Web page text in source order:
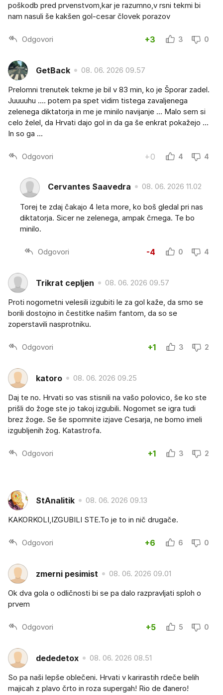
poškodb pred prvenstvom,kar je razumno,v rsni tekmi bi
nam nasuli še kakšen gol-cesar človek porazov
Odgovori +3 3 0
GetBack 08. 06. 2026 09.57
Prelomni trenutek tekme je bil v 83 min, ko je Šporar zadel.
Juuuuhu .... potem pa spet vidim tistega zavaljenega
zelenega diktatorja in me je minilo navijanje ... Malo sem si
celo želel, da Hrvati dajo gol in da ga še enkrat pokažejo ...
In so ga ...
Odgovori +0 4 4
Cervantes Saavedra 08. 06. 2026 11.02
Torej te zdaj čakajo 4 leta more, ko boš gledal pri nas
diktatorja. Sicer ne zelenega, ampak črnega. Te bo
minilo.
Odgovori -4 0 4
Trikrat cepljen 08. 06. 2026 09.57
Proti nogometni velesili izgubiti le za gol kaže, da smo se
borili dostojno in čestitke našim fantom, da so se
zoperstavili nasprotniku.
Odgovori +1 3 2
katoro 08. 06. 2026 09.25
Daj te no. Hrvati so vas stisnili na vašo polovico, še ko ste
prišli do žoge ste jo takoj izgubili. Nogomet se igra tudi
brez žoge. Se še spomnite izjave Cesarja, ne bomo imeli
izgubljenih žog. Katastrofa.
Odgovori +1 3 2
StAnalitik 08. 06. 2026 09.13
KAKORKOLI,IZGUBILI STE.To je to in nič drugače.
Odgovori +6 6 0
zmerni pesimist 08. 06. 2026 09.01
Ok dva gola o odličnosti bi se pa dalo razpravljati sploh o
prvem
Odgovori +5 5 0
dededetox 08. 06. 2026 08.51
So pa naši lepše oblečeni. Hrvati v karirastih rdeče belih
majicah z plavo črto in roza supergah! Rio de đanero!